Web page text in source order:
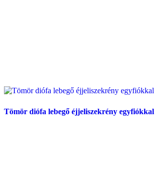
Tömör diófa lebegő éjjeliszekrény egyfiókkal